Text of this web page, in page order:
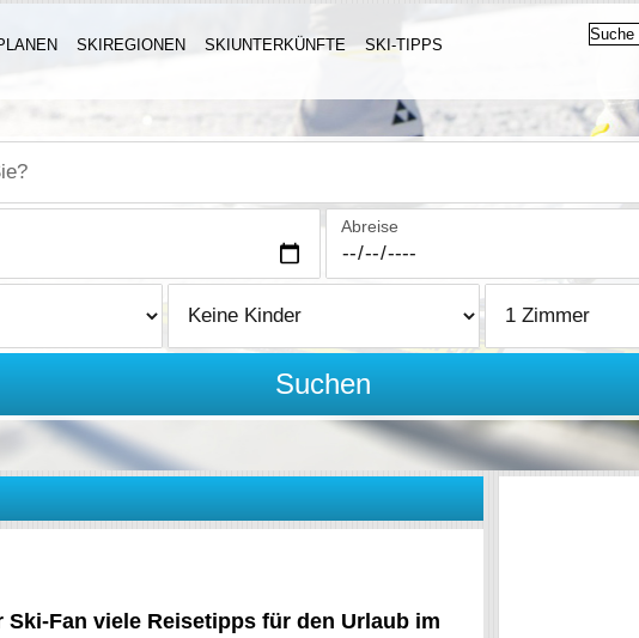
SKIREGIONEN SKIUNTERKÜNFTE SKI-TIPPS
Abreise
Suchen
Fan viele Reisetipps für den Urlaub im